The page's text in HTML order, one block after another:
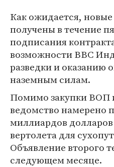
Как ожидается,
получены в течение
подписания
возможности ВВС
разведки и оказанию
наземным силам.
Помимо закупки ВОП
ведомство намерено
миллиардов долларов
вертолета для
Объявление второго
следующем месяце.